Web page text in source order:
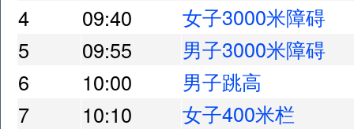
4
09:40
女子3000米障碍
5
09:55
男子3000米障碍
6
10:00
男子跳高
7
10:10
女子400米栏